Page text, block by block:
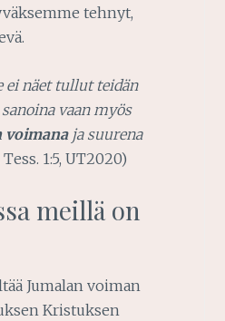
tehnyt,
ei näet tullut teidän
vaan myös
voimanaja suurena
Tess. 1:5, UT2020)
meillä on
Jumalan voiman
Kristuksen